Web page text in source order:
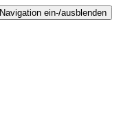
Navigation ein-/ausblenden